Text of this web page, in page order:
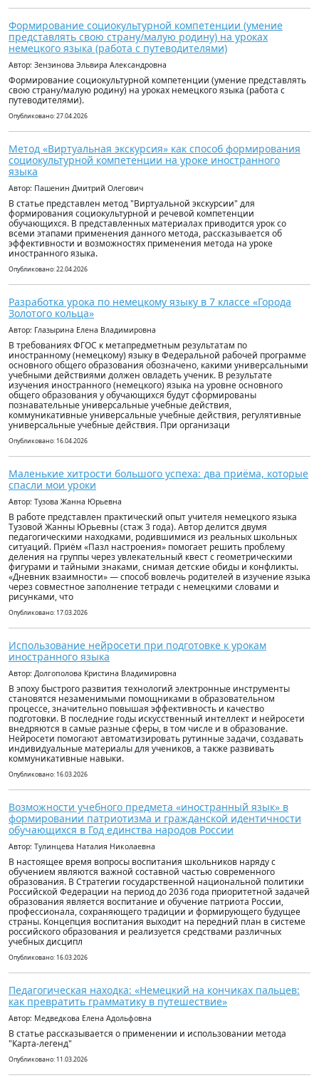
Формирование социокультурной компетенции (умение
представлять свою страну/малую родину) на уроках
немецкого языка (работа с путеводителями)
Автор: Зензинова Эльвира Александровна
Формирование социокультурной компетенции (умение представлять
свою страну/малую родину) на уроках немецкого языка (работа с
путеводителями).
Опубликовано: 27.04.2026
Метод «Виртуальная экскурсия» как способ формирования
социокультурной компетенции на уроке иностранного
языка
Автор: Пашенин Дмитрий Олегович
В статье представлен метод "Виртуальной экскурсии" для
формирования социокультурной и речевой компетенции
обучающихся. В представленных материалах приводится урок со
всеми этапами применения данного метода, рассказывается об
эффективности и возможностях применения метода на уроке
иностранного языка.
Опубликовано: 22.04.2026
Разработка урока по немецкому языку в 7 классе «Города
Золотого кольца»
Автор: Глазырина Елена Владимировна
В требованиях ФГОС к метапредметным результатам по
иностранному (немецкому) языку в Федеральной рабочей программе
основного общего образования обозначено, какими универсальными
учебными действиями должен овладеть ученик. В результате
изучения иностранного (немецкого) языка на уровне основного
общего образования у обучающихся будут сформированы
познавательные универсальные учебные действия,
коммуникативные универсальные учебные действия, регулятивные
универсальные учебные действия. При организаци
Опубликовано: 16.04.2026
Маленькие хитрости большого успеха: два приёма, которые
спасли мои уроки
Автор: Тузова Жанна Юрьевна
В работе представлен практический опыт учителя немецкого языка
Тузовой Жанны Юрьевны (стаж 3 года). Автор делится двумя
педагогическими находками, родившимися из реальных школьных
ситуаций. Приём «Пазл настроения» помогает решить проблему
деления на группы через увлекательный квест с геометрическими
фигурами и тайными знаками, снимая детские обиды и конфликты.
«Дневник взаимности» — способ вовлечь родителей в изучение языка
через совместное заполнение тетради с немецкими словами и
рисунками, что
Опубликовано: 17.03.2026
Использование нейросети при подготовке к урокам
иностранного языка
Автор: Долгополова Кристина Владимировна
В эпоху быстрого развития технологий электронные инструменты
становятся незаменимыми помощниками в образовательном
процессе, значительно повышая эффективность и качество
подготовки. В последние годы искусственный интеллект и нейросети
внедряются в самые разные сферы, в том числе и в образование.
Нейросети помогают автоматизировать рутинные задачи, создавать
индивидуальные материалы для учеников, а также развивать
коммуникативные навыки.
Опубликовано: 16.03.2026
Возможности учебного предмета «иностранный язык» в
формировании патриотизма и гражданской идентичности
обучающихся в Год единства народов России
Автор: Тулинцева Наталия Николаевна
В настоящее время вопросы воспитания школьников наряду с
обучением являются важной составной частью современного
образования. В Стратегии государственной национальной политики
Российской Федерации на период до 2036 года приоритетной задачей
образования является воспитание и обучение патриота России,
профессионала, сохраняющего традиции и формирующего будущее
страны. Концепция воспитания выходит на передний план в системе
российского образования и реализуется средствами различных
учебных дисципл
Опубликовано: 16.03.2026
Педагогическая находка: «Немецкий на кончиках пальцев:
как превратить грамматику в путешествие»
Автор: Медведкова Елена Адольфовна
В статье рассказывается о применении и использовании метода
"Карта-легенд"
Опубликовано: 11.03.2026